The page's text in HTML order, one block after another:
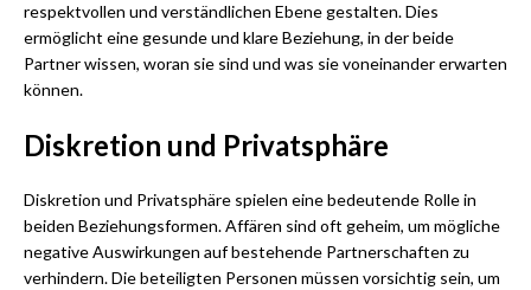
respektvollen und verständlichen Ebene gestalten. Dies
ermöglicht eine gesunde und klare Beziehung, in der beide
Partner wissen, woran sie sind und was sie voneinander erwarten
können.
Diskretion und Privatsphäre
Diskretion und Privatsphäre spielen eine bedeutende Rolle in
beiden Beziehungsformen. Affären sind oft geheim, um mögliche
negative Auswirkungen auf bestehende Partnerschaften zu
verhindern. Die beteiligten Personen müssen vorsichtig sein, um